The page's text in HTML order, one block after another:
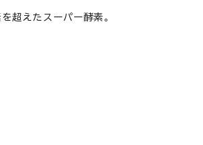
超えたスーパー酵素。